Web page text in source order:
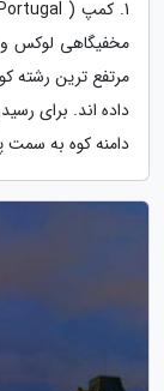
مخفیگاهی لوکس و
مرتفع ترین رشته
داده اند. برای
دامنه کوه به سمت